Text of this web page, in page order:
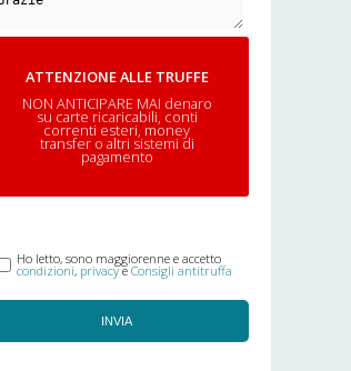
ATTENZIONE ALLE TRUFFE
NON ANTICIPARE MAI denaro
su carte ricaricabili, conti
correnti esteri, money
transfer o altri sistemi di
pagamento
Ho letto, sono maggiorenne e accetto
condizioni, privacye Consigli antitruffa
INVIA